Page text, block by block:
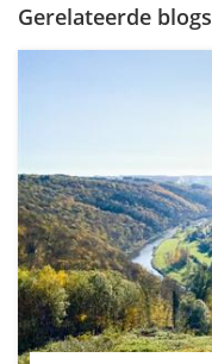
Gerelateerde blogs